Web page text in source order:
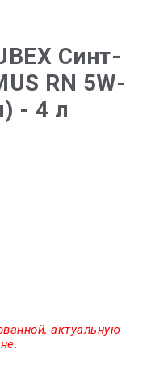
Синт-
RN 5W-
- 4 л
актуальную